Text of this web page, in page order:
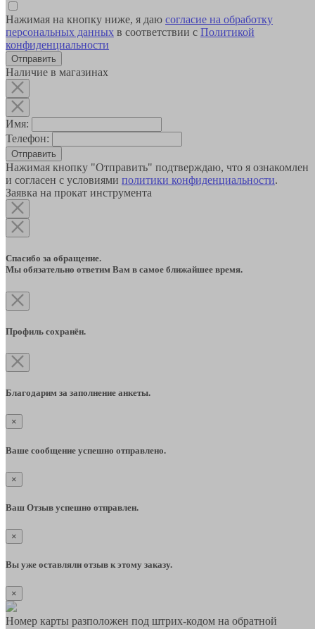
Нажимая на кнопку ниже, я даю согласие на обработку
персональных данных в соответствии с Политикой
конфиденциальности
Наличие в магазинах
Имя:
Телефон:
Отправить
Нажимая кнопку "Отправить" подтверждаю, что я ознакомлен
и согласен с условиями политики конфиденциальности.
Заявка на прокат инструмента
Спасибо за обращение.
Мы обязательно ответим Вам в самое ближайшее время.
Профиль сохранён.
Благодарим за заполнение анкеты.
×
Ваше сообщение успешно отправлено.
×
Ваш Отзыв успешно отправлен.
×
Вы уже оставляли отзыв к этому заказу.
×
Номер карты разположен под штрих-кодом на обратной